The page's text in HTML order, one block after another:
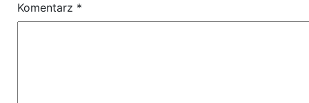
Komentarz *